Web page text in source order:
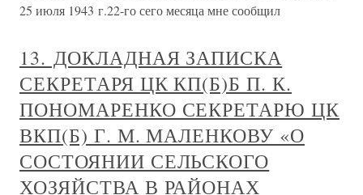
25 июля 1943 г.22-го сего месяца мне сообщил
13. ДОКЛАДНАЯ ЗАПИСКА
СЕКРЕТАРЯ ЦК КП(Б)Б П. К.
ПОНОМАРЕНКО СЕКРЕТАРЮ ЦК
ВКП(Б) Г. М. МАЛЕНКОВУ «О
СОСТОЯНИИ СЕЛЬСКОГО
ХОЗЯЙСТВА В РАЙОНАХ